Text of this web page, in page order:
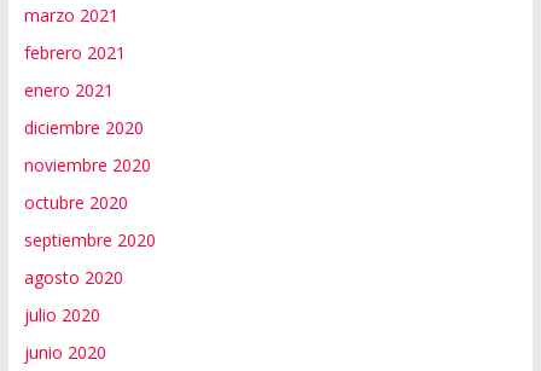
marzo 2021
febrero 2021
enero 2021
diciembre 2020
noviembre 2020
octubre 2020
septiembre 2020
agosto 2020
julio 2020
junio 2020